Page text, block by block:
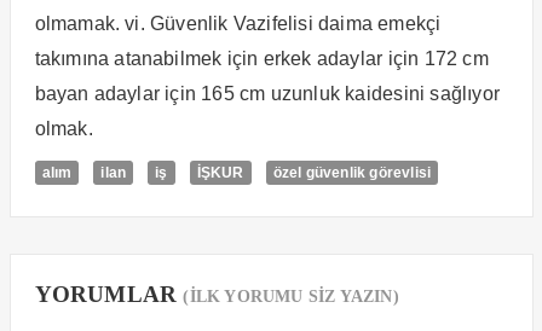
olmamak. vi. Güvenlik Vazifelisi daima emekçi
takımına atanabilmek için erkek adaylar için 172 cm
bayan adaylar için 165 cm uzunluk kaidesini sağlıyor
olmak.
alım ilan iş İŞKUR özel güvenlik görevlisi
YORUMLAR(İLK YORUMU SİZ YAZIN)